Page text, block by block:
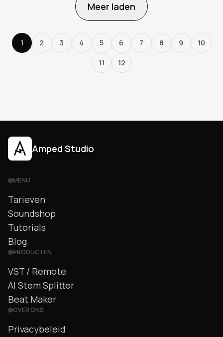
Meer laden
1 2 3 4 5 6 7 8 9 10
11 12
Amped Studio
MENU
Tarieven
Soundshop
Tutorials
Blog
PRODUCTEN
VST / Remote
AI Stem Splitter
Beat Maker
OVER ONS
Privacybeleid